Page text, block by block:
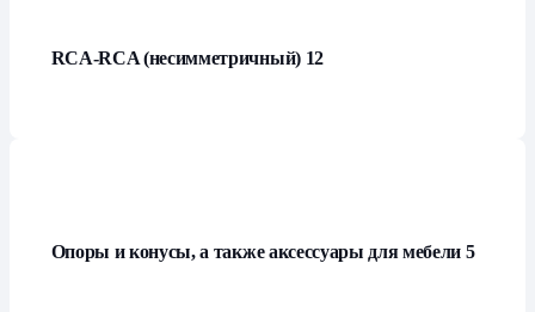
RCA-RCA (несимметричный) 12
Опоры и конусы, а также аксессуары для мебели 5